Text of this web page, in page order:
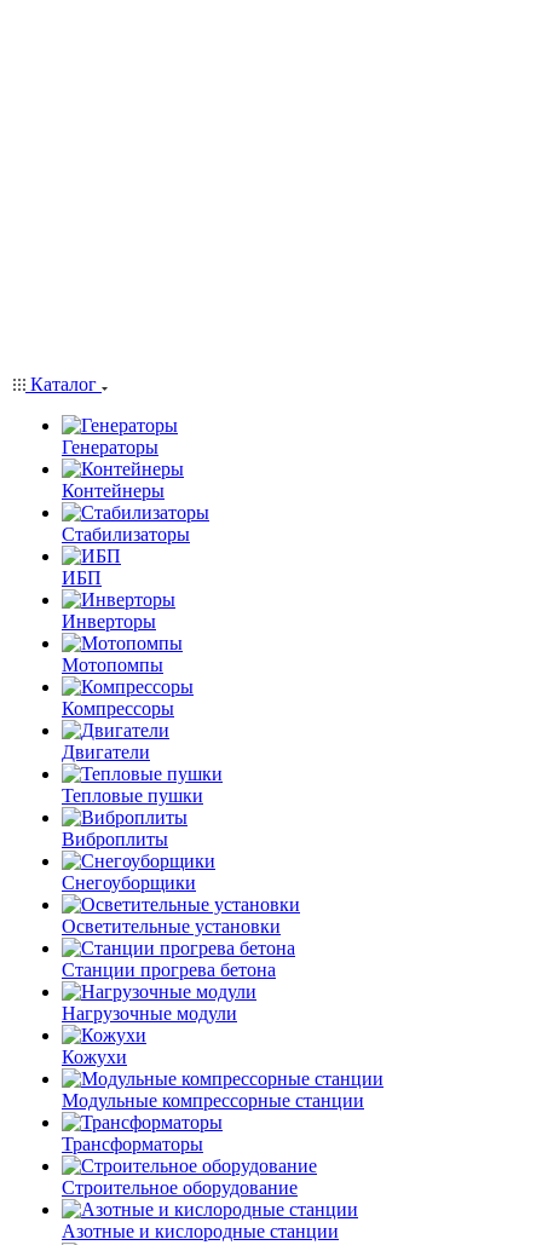
Каталог
Генераторы
Контейнеры
Стабилизаторы
ИБП
Инверторы
Мотопомпы
Компрессоры
Двигатели
Тепловые пушки
Виброплиты
Снегоуборщики
Осветительные установки
Станции прогрева бетона
Нагрузочные модули
Кожухи
Модульные компрессорные станции
Трансформаторы
Строительное оборудование
Азотные и кислородные станции